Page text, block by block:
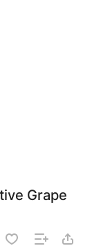
Grape